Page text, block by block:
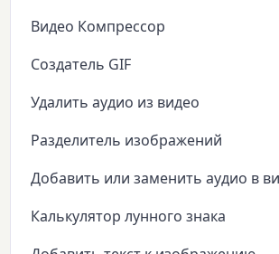
Видео Компрессор
Создатель GIF
Удалить аудио из видео
Разделитель изображений
Добавить или заменить аудио в
Калькулятор лунного знака